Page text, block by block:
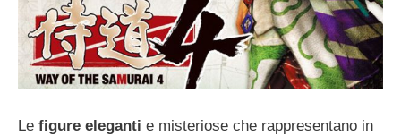
Le figure eleganti e misteriose che rappresentano in